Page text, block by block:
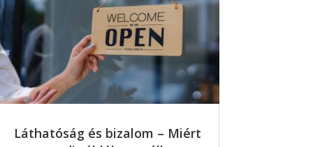
Láthatóság és bizalom – Miért